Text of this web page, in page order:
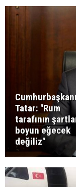
Tatar: "Rum
tarafının
boyun eğecek
değiliz"